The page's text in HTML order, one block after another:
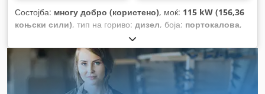
Состојба: многу добро (користено), моќ: 115 kW (156,36
коњски сили), тип на гориво: дизел, боја: портокалова,
, Година на изградба:
работни часови:15.109 h,